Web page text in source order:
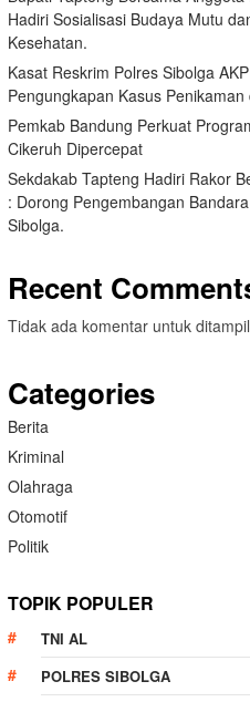
Hadiri Sosialisasi Budaya Mutu
Kesehatan.
Kasat Reskrim Polres Sibolga
Pengungkapan Kasus
Pemkab Bandung Perkuat
Cikeruh Dipercepat
Sekdakab Tapteng Hadiri Rakor
: Dorong Pengembangan
Sibolga.
Recent
Tidak ada komentar untuk
Categories
Berita
Kriminal
Olahraga
Otomotif
Politik
TOPIK POPULER
TNI AL
POLRES SIBOLGA